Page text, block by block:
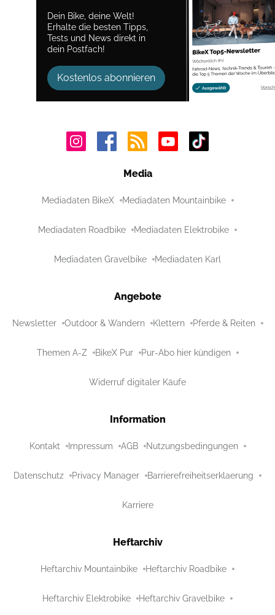
Dein Bike, deine Welt!
Erhalte die besten Tipps,
Tests und News direkt in
dein Postfach!
Kostenlos abonnieren
Media
Mediadaten BikeX Mediadaten Mountainbike
Mediadaten Roadbike Mediadaten Elektrobike
Mediadaten Gravelbike Mediadaten Karl
Angebote
Newsletter Outdoor & Wandern Klettern Pferde & Reiten
Themen A-Z BikeX Pur Pur-Abo hier kündigen
Widerruf digitaler Käufe
Information
Kontakt Impressum AGB Nutzungsbedingungen
Datenschutz Privacy Manager Barrierefreiheitserklaerung
Karriere
Heftarchiv
Heftarchiv Mountainbike Heftarchiv Roadbike
Heftarchiv Elektrobike Heftarchiv Gravelbike